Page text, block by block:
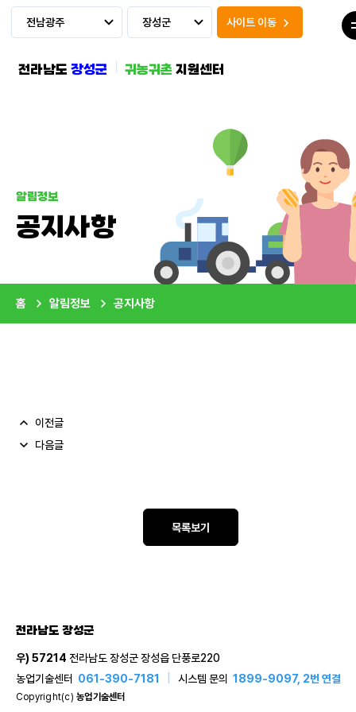
전남광주 장성군 사이트 이동
전라남도 장성군 귀농귀촌 지원센터
알림정보
공지사항
홈 알림정보 공지사항
이전글
다음글
목록보기
전라남도 장성군
우) 57214 전라남도 장성군 장성읍 단풍로220
농업기술센터 061-390-7181 시스템 문의 1899-9097, 2번 연결
Copyright(c)농업기술센터